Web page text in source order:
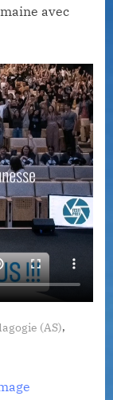
avec
(AS),